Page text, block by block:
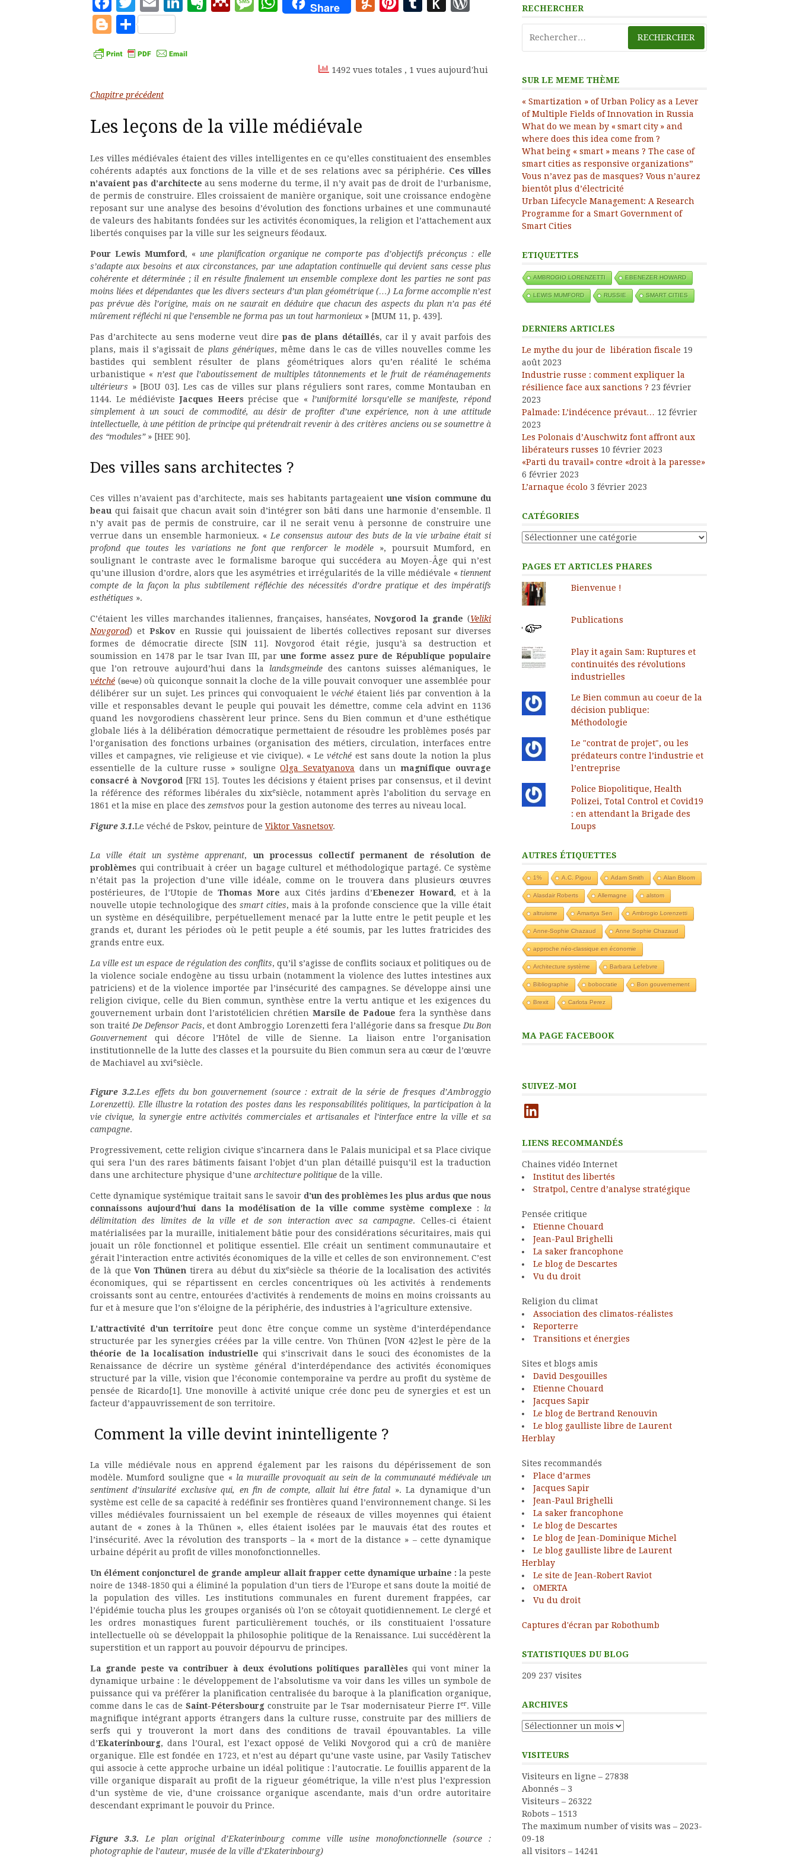
Share
Blogger
Partager
1492 vues totales , 1 vues aujourd'hui
Chapitre précédent
Les leçons de la ville médiévale
Les villes médiévales étaient des villes intelligentes en ce qu’elles constituaient des ensembles
cohérents adaptés aux fonctions de la ville et de ses relations avec sa périphérie. Ces villes
n’avaient pas d’architecte au sens moderne du terme, il n’y avait pas de droit de l’urbanisme,
de permis de construire. Elles croissaient de manière organique, soit une croissance endogène
reposant sur une analyse des besoins d’évolution des fonctions urbaines et une communauté
de valeurs des habitants fondées sur les activités économiques, la religion et l’attachement aux
libertés conquises par la ville sur les seigneurs féodaux.
Pour Lewis Mumford, « une planification organique ne comporte pas d’objectifs préconçus : elle
s’adapte aux besoins et aux circonstances, par une adaptation continuelle qui devient sans cesse plus
cohérente et déterminée ; il en résulte finalement un ensemble complexe dont les parties ne sont pas
moins liées et dépendantes que les divers secteurs d’un plan géométrique (…) La forme accomplie n’est
pas prévue dès l’origine, mais on ne saurait en déduire que chacun des aspects du plan n’a pas été
mûrement réfléchi ni que l’ensemble ne forma pas un tout harmonieux » [MUM 11, p. 439].
Pas d’architecte au sens moderne veut dire pas de plans détaillés, car il y avait parfois des
plans, mais il s’agissait de plans génériques, même dans le cas de villes nouvelles comme les
bastides qui semblent résulter de plans géométriques alors qu’en réalité le schéma
urbanistique « n’est que l’aboutissement de multiples tâtonnements et le fruit de réaménagements
ultérieurs » [BOU 03]. Les cas de villes sur plans réguliers sont rares, comme Montauban en
1144. Le médiévisteJacques Heersprécise que « l’uniformité lorsqu’elle se manifeste, répond
simplement à un souci de commodité, au désir de profiter d’une expérience, non à une attitude
intellectuelle, à une pétition de principe qui prétendrait revenir à des critères anciens ou se soumettre à
des “modules” » [HEE 90].
Des villes sans architectes ?
Ces villes n’avaient pas d’architecte, mais ses habitants partageaient une vision commune du
beau qui faisait que chacun avait soin d’intégrer son bâti dans une harmonie d’ensemble. Il
n’y avait pas de permis de construire, car il ne serait venu à personne de construire une
verrue dans un ensemble harmonieux. « Le consensus autour des buts de la vie urbaine était si
profond que toutes les variations ne font que renforcer le modèle », poursuit Mumford, en
soulignant le contraste avec le formalisme baroque qui succédera au Moyen-Âge qui n’est
qu’une illusion d’ordre, alors que les asymétries et irrégularités de la ville médiévale « tiennent
compte de la façon la plus subtilement réfléchie des nécessités d’ordre pratique et des impératifs
esthétiques ».
C’étaient les villes marchandes italiennes, françaises, hanséates,Novgorod la grande (Veliki
Novgorod) et Pskoven Russie qui jouissaient de libertés collectives reposant sur diverses
formes de démocratie directe [SIN 11]. Novgorod était régie, jusqu’à sa destruction et
soumission en 1478 par le tsar Ivan III, parune forme assez pure de République populaire
que l’on retrouve aujourd’hui dans la landsgmeindedes cantons suisses alémaniques, le
vétché (вече) où quiconque sonnait la cloche de la ville pouvait convoquer une assemblée pour
délibérer sur un sujet. Les princes qui convoquaient levéchéétaient liés par convention à la
ville et responsables devant le peuple qui pouvait les démettre, comme cela advint en 1136
quand les novgorodiens chassèrent leur prince. Sens du Bien commun et d’une esthétique
globale liés à la délibération démocratique permettaient de résoudre les problèmes posés par
l’organisation des fonctions urbaines (organisation des métiers, circulation, interfaces entre
villes et campagnes, vie religieuse et vie civique). « Levétchéest sans doute la notion la plus
essentielle de la culture russe » souligneOlga Sevatyanova dans unmagnifique ouvrage
consacré à Novgorod [FRI 15]. Toutes les décisions y étaient prises par consensus, et il devint
la référence des réformes libérales du xixesiècle, notamment après l’abolition du servage en
1861 et la mise en place des zemstvos pour la gestion autonome des terres au niveau local.
Figure 3.1.Le véché de Pskov, peinture de Viktor Vasnetsov.
La ville était un système apprenant, un processus collectif permanent de résolution de
problèmes qui contribuait à créer un bagage culturel et méthodologique partagé. Ce système
n’était pas la projection d’une ville idéale, comme on le trouvera dans plusieurs œuvres
postérieures, de l’Utopie de Thomas More aux Cités jardins d’Ebenezer Howard, et à la
nouvelle utopie technologique des smart cities, mais à la profonde conscience que la ville était
un système en déséquilibre, perpétuellement menacé par la lutte entre le petit peuple et les
grands et, durant les périodes où le petit peuple a été soumis, par les luttes fratricides des
grands entre eux.
La ville est un espace de régulation des conflits, qu’il s’agisse de conflits sociaux et politiques ou de
la violence sociale endogène au tissu urbain (notamment la violence des luttes intestines aux
patriciens) et de la violence importée par l’insécurité des campagnes. Se développe ainsi une
religion civique, celle du Bien commun, synthèse entre la vertu antique et les exigences du
gouvernement urbain dont l’aristotélicien chrétien Marsile de Padoue fera la synthèse dans
son traité De Defensor Pacis, et dont Ambroggio Lorenzetti fera l’allégorie dans sa fresque Du Bon
Gouvernementqui décore l’Hôtel de ville de Sienne. La liaison entre l’organisation
institutionnelle de la lutte des classes et la poursuite du Bien commun sera au cœur de l’œuvre
de Machiavel au xviesiècle.
Figure 3.2.Les effets du bon gouvernement (source : extrait de la série de fresques d’Ambroggio
Lorenzetti). Elle illustre la rotation des postes dans les responsabilités politiques, la participation à la
vie civique, la synergie entre activités commerciales et artisanales et l’interface entre la ville et sa
campagne.
Progressivement, cette religion civique s’incarnera dans le Palais municipal et sa Place civique
qui sera l’un des rares bâtiments faisant l’objet d’un plan détaillé puisqu’il est la traduction
dans une architecture physique d’une architecture politique de la ville.
Cette dynamique systémique traitait sans le savoir d’un des problèmes les plus ardus que nous
connaissons aujourd’hui dans la modélisation de la ville comme système complexe : la
délimitation des limites de la ville et de son interaction avec sa campagne. Celles-ci étaient
matérialisées par la muraille, initialement bâtie pour des considérations sécuritaires, mais qui
jouait un rôle fonctionnel et politique essentiel. Elle créait un sentiment communautaire et
gérait l’interaction entre activités économiques de la ville et celles de son environnement. C’est
de là queVon Thünen tirera au début du xixesiècle sa théorie de la localisation des activités
économiques, qui se répartissent en cercles concentriques où les activités à rendements
croissants sont au centre, entourées d’activités à rendements de moins en moins croissants au
fur et à mesure que l’on s’éloigne de la périphérie, des industries à l’agriculture extensive.
L’attractivité d’un territoire peut donc être conçue comme un système d’interdépendance
structurée par les synergies créées par la ville centre. Von Thünen [VON 42]est le père de la
théorie de la localisation industrielle qui s’inscrivait dans le souci des économistes de la
Renaissance de décrire un système général d’interdépendance des activités économiques
structuré par la ville, vision que l’économie contemporaine va perdre au profit du système de
pensée de Ricardo [1]. Une monoville à activité unique crée donc peu de synergies et est un
facteur d’appauvrissement de son territoire.
Comment la ville devint inintelligente ?
La ville médiévale nous en apprend également par les raisons du dépérissement de son
modèle. Mumford souligne que « la muraille provoquait au sein de la communauté médiévale un
sentiment d’insularité exclusive qui, en fin de compte, allait lui être fatal ». La dynamique d’un
système est celle de sa capacité à redéfinir ses frontières quand l’environnement change. Si les
villes médiévales fournissaient un bel exemple de réseaux de villes moyennes qui étaient
autant de « zones à la Thünen », elles étaient isolées par le mauvais état des routes et
l’insécurité. Avec la révolution des transports – la « mort de la distance » – cette dynamique
urbaine dépérit au profit de villes monofonctionnelles.
Un élément conjoncturel de grande ampleur allait frapper cette dynamique urbaine : la peste
noire de 1348-1850 qui a éliminé la population d’un tiers de l’Europe et sans doute la moitié de
la population des villes. Les institutions communales en furent durement frappées, car
l’épidémie toucha plus les groupes organisés où l’on se côtoyait quotidiennement. Le clergé et
les ordres monastiques furent particulièrement touchés, or ils constituaient l’ossature
intellectuelle où se développait la philosophie politique de la Renaissance. Lui succédèrent la
superstition et un rapport au pouvoir dépourvu de principes.
La grande peste va contribuer à deux évolutions politiques parallèlesqui vont miner la
dynamique urbaine : le développement de l’absolutisme va voir dans les villes un symbole de
puissance qui va préférer la planification centralisée du baroque à la planification organique,
comme dans le cas de Saint-Pétersbourgconstruite par le Tsar modernisateur Pierre Ier. Ville
magnifique intégrant apports étrangers dans la culture russe, construite par des milliers de
serfs qui y trouveront la mort dans des conditions de travail épouvantables. La ville
d’Ekaterinbourg, dans l’Oural, est l’exact opposé de Veliki Novgorod qui a crû de manière
organique. Elle est fondée en 1723, et n’est au départ qu’une vaste usine, par Vasily Tatischev
qui associe à cette approche urbaine un idéal politique : l’autocratie. Le fouillis apparent de la
ville organique disparaît au profit de la rigueur géométrique, la ville n’est plus l’expression
d’un système de vie, d’une croissance organique ascendante, mais d’un ordre autoritaire
descendant exprimant le pouvoir du Prince.
Figure 3.3. Le plan original d’Ekaterinbourg comme ville usine monofonctionnelle (source :
photographie de l’auteur, musée de la ville d’Ekaterinbourg)
RECHERCHER
SUR LE MEME THÈME
« Smartization » of Urban Policy as a Lever
of Multiple Fields of Innovation in Russia
What do we mean by « smart city » and
where does this idea come from ?
What being « smart » means ? The case of
smart cities as responsive organizations”
Vous n’avez pas de masques? Vous n’aurez
bientôt plus d’électricité
Urban Lifecycle Management: A Research
Programme for a Smart Government of
Smart Cities
ETIQUETTES
AMBROGIO LORENZETTI EBENEZER HOWARD
LEWIS MUMFORD RUSSIE SMART CITIES
DERNIERS ARTICLES
Le mythe du jour de libération fiscale 19
août 2023
Industrie russe : comment expliquer la
résilience face aux sanctions ? 23 février
2023
Palmade: L’indécence prévaut… 12 février
2023
Les Polonais d’Auschwitz font affront aux
libérateurs russes 10 février 2023
«Parti du travail» contre «droit à la paresse»
6 février 2023
L’arnaque écolo 3 février 2023
CATÉGORIES
Catégories
PAGES ET ARTICLES PHARES
Bienvenue !
Publications
Play it again Sam: Ruptures et
continuités des révolutions
industrielles
Le Bien commun au coeur de la
décision publique:
Méthodologie
Le "contrat de projet", ou les
prédateurs contre l’industrie et
l’entreprise
Police Biopolitique, Health
Polizei, Total Control et Covid19
: en attendant la Brigade des
Loups
AUTRES ÉTIQUETTES
1% A.C. Pigou Adam Smith Alan Bloom
Alasdair Roberts Allemagne alstom
altruisme Amartya Sen Ambrogio Lorenzetti
Anne-Sophie Chazaud Anne Sophie Chazaud
approche néo-classique en économie
Architecture système Barbara Lefebvre
Bibliographie bobocratie Bon gouvernement
Brexit Carlota Perez
MA PAGE FACEBOOK
SUIVEZ-MOI
LinkedIn
LIENS RECOMMANDÉS
Chaines vidéo Internet
Institut des libertés
Stratpol, Centre d’analyse stratégique
Pensée critique
Etienne Chouard
Jean-Paul Brighelli
La saker francophone
Le blog de Descartes
Vu du droit
Religion du climat
Association des climatos-réalistes
Reporterre
Transitions et énergies
Sites et blogs amis
David Desgouilles
Etienne Chouard
Jacques Sapir
Le blog de Bertrand Renouvin
Le blog gaulliste libre de Laurent
Herblay
Sites recommandés
Place d’armes
Jacques Sapir
Jean-Paul Brighelli
La saker francophone
Le blog de Descartes
Le blog de Jean-Dominique Michel
Le blog gaulliste libre de Laurent
Herblay
Le site de Jean-Robert Raviot
OMERTA
Vu du droit
Captures d'écran par Robothumb
STATISTIQUES DU BLOG
209 237 visites
ARCHIVES
Archives
VISITEURS
Visiteurs en ligne – 27838
Abonnés – 3
Visiteurs – 26322
Robots – 1513
The maximum number of visits was – 2023-
09-18
all visitors – 14241